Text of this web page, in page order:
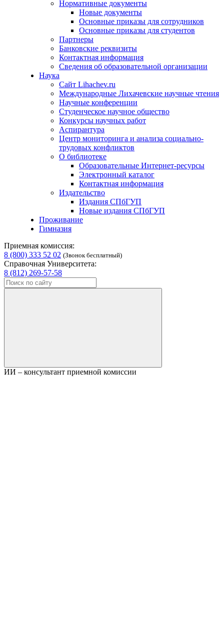
Нормативные документы
Новые документы
Основные приказы для сотрудников
Основные приказы для студентов
Партнеры
Банковские реквизиты
Контактная информация
Сведения об образовательной организации
Наука
Сайт Lihachev.ru
Международные Лихачевские научные чтения
Научные конференции
Студенческое научное общество
Конкурсы научных работ
Аспирантура
Центр мониторинга и анализа социально-
трудовых конфликтов
О библиотеке
Образовательные Интернет-ресурсы
Электронный каталог
Контактная информация
Издательство
Издания СПбГУП
Новые издания СПбГУП
Проживание
Гимназия
Приемная комиссия:
8 (800) 333 52 02 (Звонок бесплатный)
Справочная Университета:
8 (812) 269-57-58
ИИ – консультант приемной комиссии